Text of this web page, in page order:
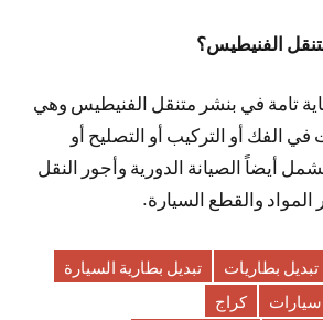
الفنيطيس؟
تامة في بنشر متنقل الفنيطيس وهي
الفك أو التركيب أو التصليح أو
أيضاً الصيانة الدورية وأجور النقل
المواد والقطع السيارة.
تبديل بطاريات
تبديل بطارية السيارة
كراج